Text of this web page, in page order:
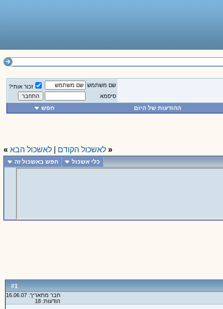
שם משתמש
זכור אותי?
סיסמא
ההודעות של היום חפש
« לאשכול הקודם לאשכול הבא »
כלי אשכול חפש באשכול זה
#
1
חבר מתאריך: 16.06.07
הודעות: 18